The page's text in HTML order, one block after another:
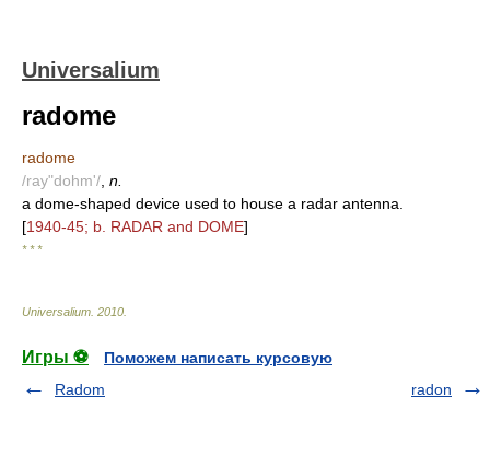
Universalium
radome
radome
/ray"dohm'/ n.
a dome-shaped device used to house a radar antenna.
[1940-45; b. RADAR and DOME]
* * *
Universalium 2010
Игры ⚽
Поможем написать курсовую
Radom
radon